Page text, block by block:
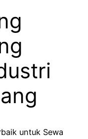
untuk Sewa